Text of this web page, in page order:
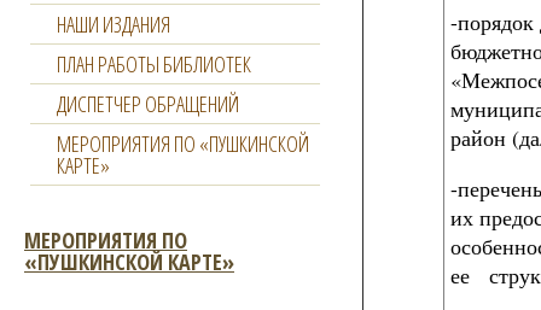
-
район
-
их
ее
НАШИ ИЗДАНИЯ
ПЛАН РАБОТЫ БИБЛИОТЕК
ДИСПЕТЧЕР ОБРАЩЕНИЙ
МЕРОПРИЯТИЯ ПО «ПУШКИНСКОЙ
КАРТЕ»
МЕРОПРИЯТИЯ ПО
«ПУШКИНСКОЙ КАРТЕ»